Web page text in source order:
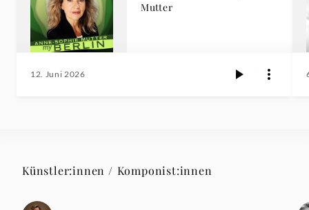
Mutter
12. Juni 2026
Künstler:innen / Komponist:innen